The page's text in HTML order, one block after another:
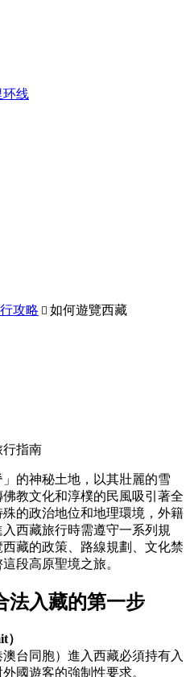
环线
攻略  如何遊覽西藏
行指南
的神秘土地，以其壯麗的雪
教文化和淳樸的民風吸引著全
的政治地位和地理環境，外籍
西藏旅行時需遵守一系列規
藏的政策、路線規劃、文化禁
段高原聖境之旅。
法入藏的第一步
台同胞）進入西藏必須持有入
國遊客的強制性要求。